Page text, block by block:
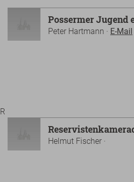
Possermer Jugend
Peter Hartmann · E-Mail
R
Helmut Fischer ·